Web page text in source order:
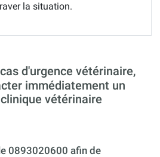
la situation.
d'urgence vétérinaire,
immédiatement un
vétérinaire
0893020600 afin de